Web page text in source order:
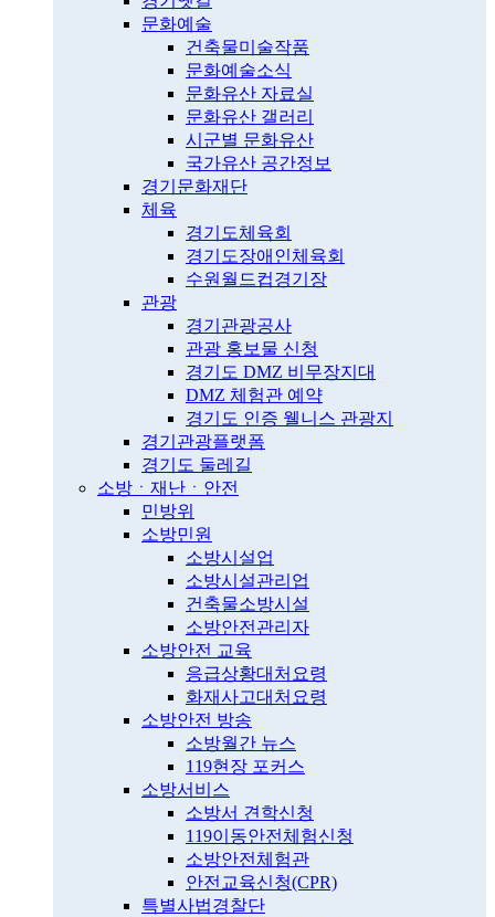
문화예술
건축물미술작품
문화예술소식
문화유산 자료실
문화유산 갤러리
시군별 문화유산
국가유산 공간정보
경기문화재단
체육
경기도체육회
경기도장애인체육회
수원월드컵경기장
관광
경기관광공사
관광 홍보물 신청
경기도 DMZ 비무장지대
DMZ 체험관 예약
경기도 인증 웰니스 관광지
경기관광플랫폼
경기도 둘레길
소방ㆍ재난ㆍ안전
민방위
소방민원
소방시설업
소방시설관리업
건축물소방시설
소방안전관리자
소방안전 교육
응급상황대처요령
화재사고대처요령
소방안전 방송
소방월간 뉴스
119현장 포커스
소방서비스
소방서 견학신청
119이동안전체험신청
소방안전체험관
안전교육신청(CPR)
특별사법경찰단